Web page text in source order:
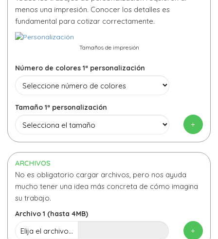
menos una impresión. Conocer los detalles es
fundamental para cotizar correctamente.
Tamaños de impresión
Número de colores 1ª personalización
Tamaño 1ª personalización
+
ARCHIVOS
No es obligatorio cargar archivos, pero nos ayuda
mucho tener una idea más concreta de cómo imagina
su trabajo.
Archivo 1 (hasta 4MB)
Elija el archivo... +